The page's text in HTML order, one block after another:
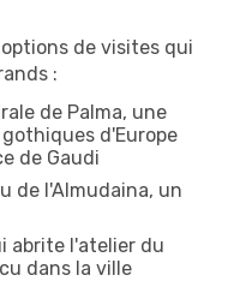
de visites qui
:
de Palma, une
d'Europe
de Gaudi
de l'Almudaina, un
abrite l'atelier du
dans la ville